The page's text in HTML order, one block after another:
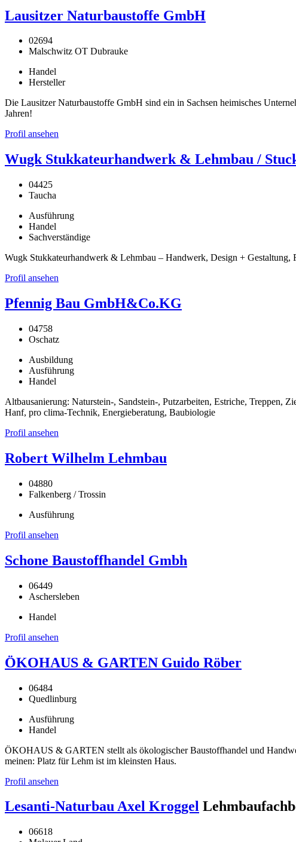
Lausitzer Naturbaustoffe GmbH
02694
Malschwitz OT Dubrauke
Handel
Hersteller
Die Lausitzer Naturbaustoffe GmbH sind ein in Sachsen heimisches
Jahren!
Profil ansehen
Wugk Stukkateurhandwerk & Lehmbau /
04425
Taucha
Ausführung
Handel
Sachverständige
Wugk Stukkateurhandwerk & Lehmbau – Handwerk, Design +
Profil ansehen
Pfennig Bau GmbH&Co.KG
04758
Oschatz
Ausbildung
Ausführung
Handel
Altbausanierung: Naturstein-, Sandstein-, Putzarbeiten, Estriche, Treppen,
Hanf, pro clima-Technik, Energieberatung, Baubiologie
Profil ansehen
Robert Wilhelm Lehmbau
04880
Falkenberg / Trossin
Ausführung
Profil ansehen
Schone Baustoffhandel Gmbh
06449
Aschersleben
Handel
Profil ansehen
ÖKOHAUS & GARTEN Guido Röber
06484
Quedlinburg
Ausführung
Handel
ÖKOHAUS & GARTEN stellt als ökologischer Baustoffhandel und
meinen: Platz für Lehm ist im kleinsten Haus.
Profil ansehen
Lesanti-Naturbau Axel Kroggel
06618